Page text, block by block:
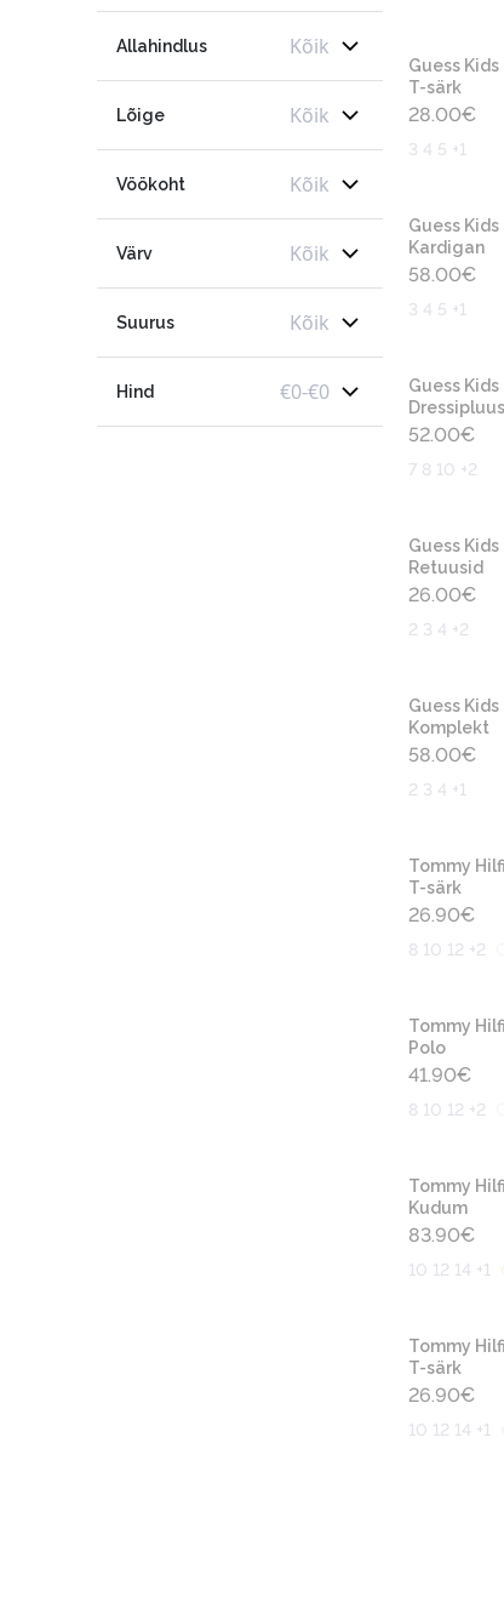
Allahindlus Kõik
Lõige Kõik
Vöökoht Kõik
Värv Kõik
Suurus Kõik
Hind €0-€0
Guess Kids
T-särk
28.00€
3 4 5 +1
Guess Kids
Kardigan
58.00€
3 4 5 +1
Guess Kids
Dressipluus
52.00€
7 8 10 +2
Guess Kids
Retuusid
26.00€
2 3 4 +2
Guess Kids
Komplekt
58.00€
2 3 4 +1
Tommy
T-särk
26.90€
8 10 12 +2
Tommy
Polo
41.90€
8 10 12 +2
Tommy
Kudum
83.90€
10 12 14 +1
Tommy
T-särk
26.90€
10 12 14 +1